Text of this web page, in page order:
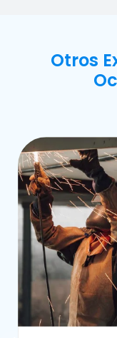
Otros